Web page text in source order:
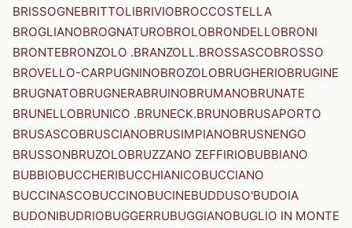
BRISSOGNEBRITTOLIBRIVIOBROCCOSTELLA
BROGLIANOBROGNATUROBROLOBRONDELLOBRONI
BRONTEBRONZOLO .BRANZOLL.BROSSASCOBROSSO
BROVELLO-CARPUGNINOBROZOLOBRUGHERIOBRUGINE
BRUGNATOBRUGNERABRUINOBRUMANOBRUNATE
BRUNELLOBRUNICO .BRUNECK.BRUNOBRUSAPORTO
BRUSASCOBRUSCIANOBRUSIMPIANOBRUSNENGO
BRUSSONBRUZOLOBRUZZANO ZEFFIRIOBUBBIANO
BUBBIOBUCCHERIBUCCHIANICOBUCCIANO
BUCCINASCOBUCCINOBUCINEBUDDUSO'BUDOIA
BUDONIBUDRIOBUGGERRUBUGGIANOBUGLIO IN MONTE